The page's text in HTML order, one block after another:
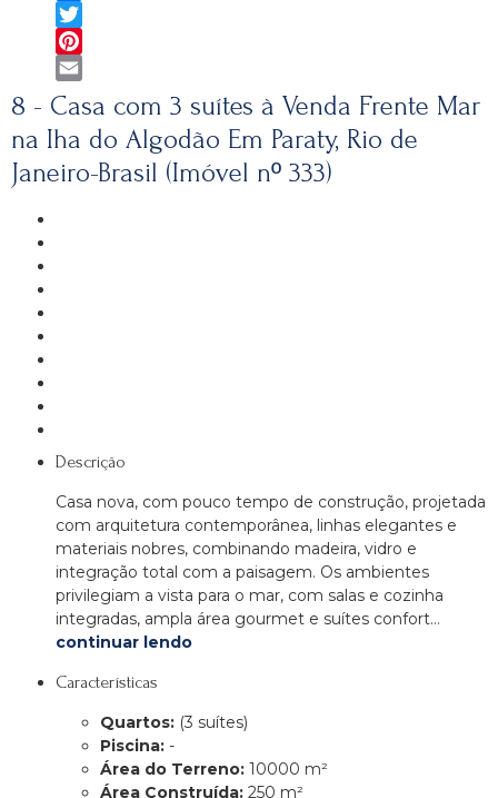
Facebook
Twitter
Pinterest
Email
8 - Casa com 3 suítes à Venda Frente Mar
na Iha do Algodão Em Paraty, Rio de
Janeiro-Brasil (Imóvel nº 333)
Descrição
Casa nova, com pouco tempo de construção, projetada
com arquitetura contemporânea, linhas elegantes e
materiais nobres, combinando madeira, vidro e
integração total com a paisagem. Os ambientes
privilegiam a vista para o mar, com salas e cozinha
integradas, ampla área gourmet e suítes confort…
continuar lendo
Características
Quartos: (3 suítes)
Piscina: -
Área do Terreno: 10000 m²
Área Construída: 250 m²